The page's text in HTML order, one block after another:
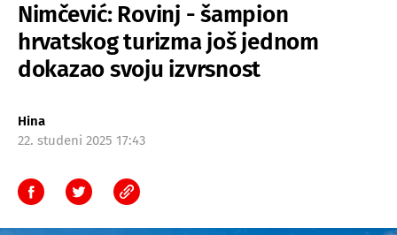
Nimčević: Rovinj - šampion
hrvatskog turizma još jednom
dokazao svoju izvrsnost
Hina
22. studeni 2025 17:43